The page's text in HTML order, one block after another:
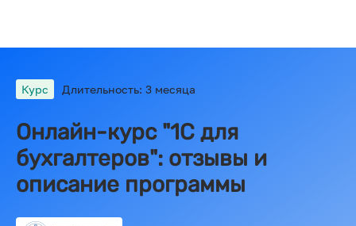
Курс Длительность: 3 месяца
Онлайн-курс "1С для
бухгалтеров": отзывы и
описание программы